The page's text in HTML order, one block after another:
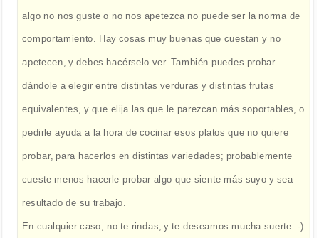
algo no nos guste o no nos apetezca no puede ser la norma de
comportamiento. Hay cosas muy buenas que cuestan y no
apetecen, y debes hacérselo ver. También puedes probar
dándole a elegir entre distintas verduras y distintas frutas
equivalentes, y que elija las que le parezcan más soportables, o
pedirle ayuda a la hora de cocinar esos platos que no quiere
probar, para hacerlos en distintas variedades; probablemente
cueste menos hacerle probar algo que siente más suyo y sea
resultado de su trabajo.
En cualquier caso, no te rindas, y te deseamos mucha suerte :-)